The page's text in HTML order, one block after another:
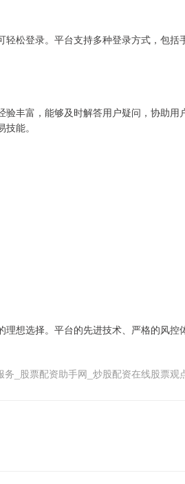
松登录。平台支持多种登录方式，包括
丰富，能够及时解答用户疑问，协助用
能。
想选择。平台的先进技术、严格的风控
_股票配资助手网_炒股配资在线股票观